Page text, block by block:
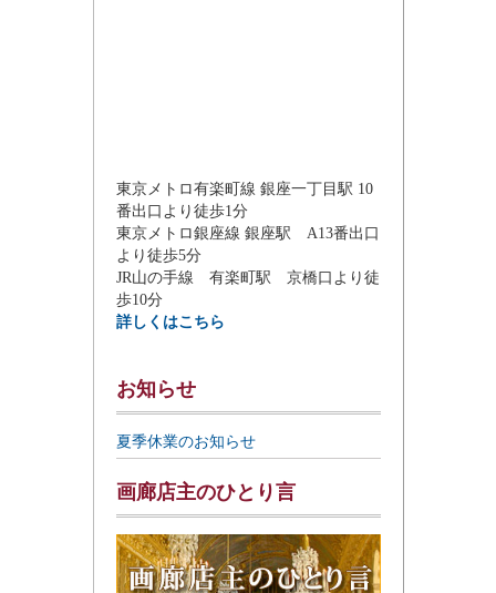
東京メトロ有楽町線 銀座一丁目駅 10
番出口より徒歩1分
東京メトロ銀座線 銀座駅 A13番出口
より徒歩5分
JR山の手線 有楽町駅 京橋口より徒
歩10分
詳しくはこちら
お知らせ
夏季休業のお知らせ
画廊店主のひとり言